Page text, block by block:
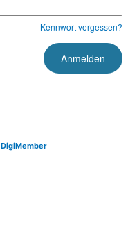
Kennwort vergessen?
DigiMember